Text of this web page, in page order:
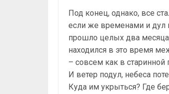
Под конец, однако, все
если же временами и дул
прошло целых два
находился в это время
– совсем как в старинной
И ветер подул, небеса
Куда им укрыться? Где